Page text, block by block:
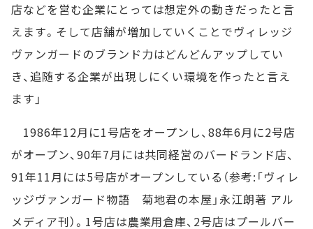
店などを営む企業にとっては想定外の動きだったと言
えます。そして店舗が増加していくことでヴィレッジ
ヴァンガードのブランド力はどんどんアップしてい
き、追随する企業が出現しにくい環境を作ったと言え
ます」
1986年12月に1号店をオープンし、88年6月に2号店
がオープン、90年7月には共同経営のバードランド店、
91年11月には5号店がオープンしている（参考:「ヴィレ
ッジヴァンガード物語 菊地君の本屋」永江朗著 アル
メディア刊）。1号店は農業用倉庫、2号店はプールバー